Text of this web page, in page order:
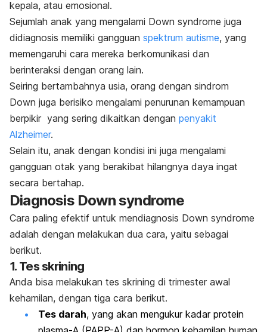
kepala, atau emosional.
Sejumlah anak yang mengalami Down syndrome juga
didiagnosis memiliki gangguan spektrum autisme, yang
memengaruhi cara mereka berkomunikasi dan
berinteraksi dengan orang lain.
Seiring bertambahnya usia, orang dengan sindrom
Down juga berisiko mengalami penurunan kemampuan
berpikir yang sering dikaitkan dengan penyakit
Alzheimer.
Selain itu, anak dengan kondisi ini juga mengalami
gangguan otak yang berakibat hilangnya daya ingat
secara bertahap.
Diagnosis Down syndrome
Cara paling efektif untuk mendiagnosis Down syndrome
adalah dengan melakukan dua cara, yaitu sebagai
berikut.
1. Tes skrining
Anda bisa melakukan tes skrining di trimester awal
kehamilan, dengan tiga cara berikut.
Tes darah, yang akan mengukur kadar protein